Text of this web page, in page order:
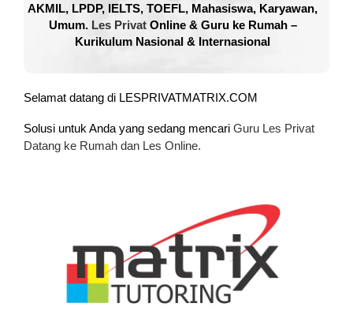
AKMIL, LPDP, IELTS, TOEFL, Mahasiswa, Karyawan,
Umum. Les PrivatOnline & Guru ke Rumah –
Kurikulum Nasional & Internasional
Selamat datang di LESPRIVATMATRIX.COM
Solusi untuk Anda yang sedang mencari Guru Les Privat
Datang ke Rumah dan Les Online.